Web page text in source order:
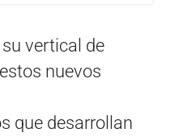
vertical de
nuevos
que desarrollan